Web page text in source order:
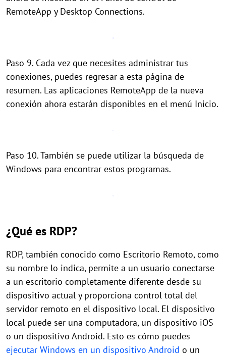
RemoteApp y Desktop Connections.
Paso 9. Cada vez que necesites administrar tus
conexiones, puedes regresar a esta página de
resumen. Las aplicaciones RemoteApp de la nueva
conexión ahora estarán disponibles en el menú Inicio.
Paso 10. También se puede utilizar la búsqueda de
Windows para encontrar estos programas.
¿Qué es RDP?
RDP, también conocido como Escritorio Remoto, como
su nombre lo indica, permite a un usuario conectarse
a un escritorio completamente diferente desde su
dispositivo actual y proporciona control total del
servidor remoto en el dispositivo local. El dispositivo
local puede ser una computadora, un dispositivo iOS
o un dispositivo Android. Esto es cómo puedes
ejecutar Windows en un dispositivo Android o un